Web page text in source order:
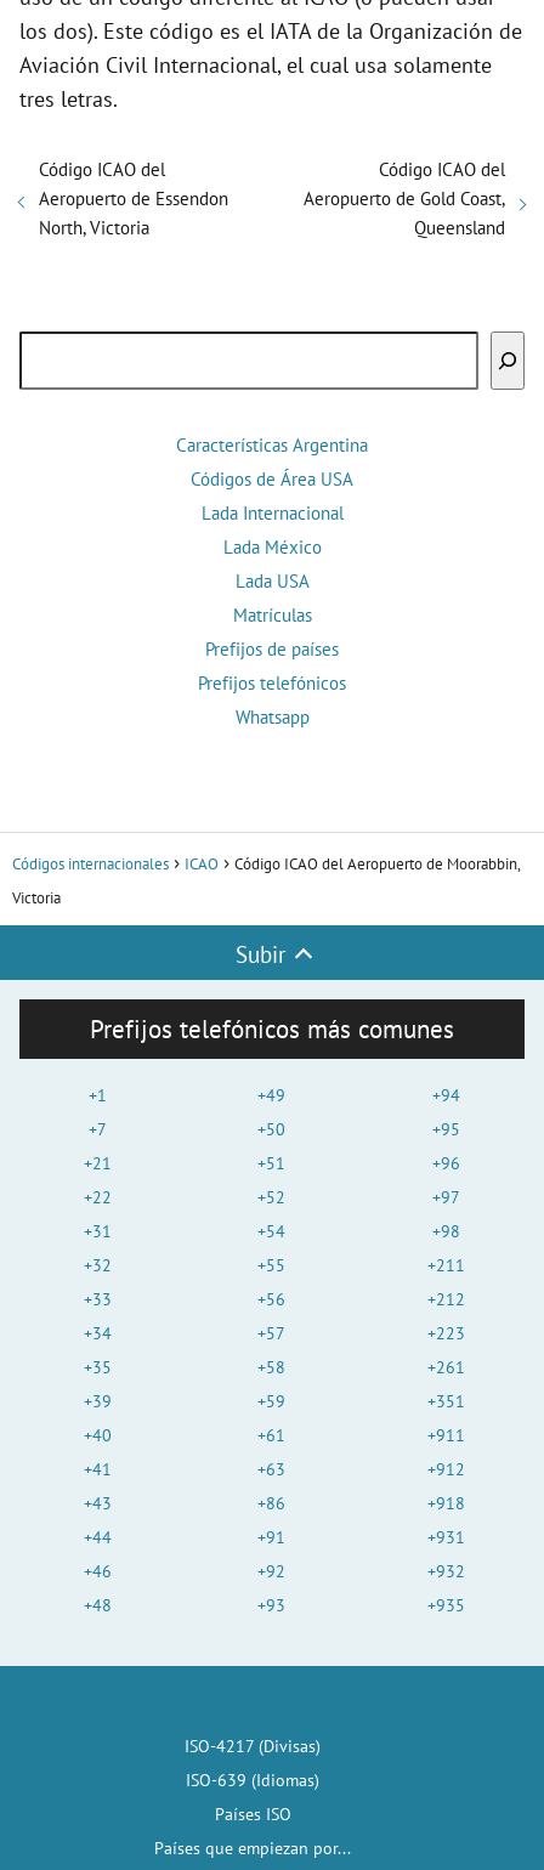
los dos). Este código es el IATA de la Organización de
Aviación Civil Internacional, el cual usa solamente
tres letras.
Código ICAO del
Aeropuerto de Essendon
North, Victoria
Código ICAO del
Aeropuerto de Gold Coast,
Queensland
Características Argentina
Códigos de Área USA
Lada Internacional
Lada México
Lada USA
Matrículas
Prefijos de países
Prefijos telefónicos
Whatsapp
Códigos internacionales ICAO
Código ICAO del Aeropuerto de Moorabbin,
Victoria
Subir
Prefijos telefónicos más comunes
+1
+7
+21
+22
+31
+32
+33
+34
+35
+39
+40
+41
+43
+44
+46
+48
+49
+50
+51
+52
+54
+55
+56
+57
+58
+59
+61
+63
+86
+91
+92
+93
+94
+95
+96
+97
+98
+211
+212
+223
+261
+351
+911
+912
+918
+931
+932
+935
ISO-4217 (Divisas)
ISO-639 (Idiomas)
Países ISO
Países que empiezan por...